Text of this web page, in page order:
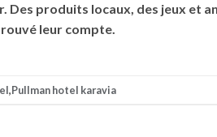
Des produits locaux, des jeux et
leur compte.
,Pullman hotel karavia